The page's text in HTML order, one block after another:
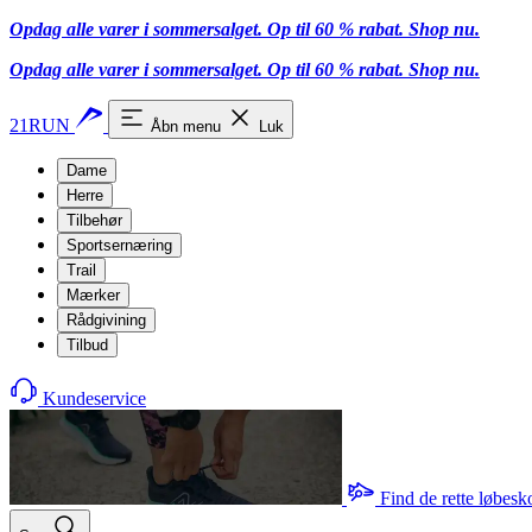
Opdag alle varer i sommersalget. Op til 60 % rabat. Shop nu.
Opdag alle varer i sommersalget. Op til 60 % rabat. Shop nu.
21RUN Åbn menu Luk
Dame
Herre
Tilbehør
Sportsernæring
Trail
Mærker
Rådgivining
Tilbud
Kundeservice
Find de rette